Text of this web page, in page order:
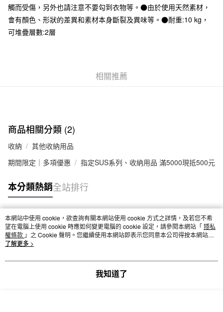
每筆NT$65，滿NT$1,000(含以上)免運費
付款後全家取貨
每筆NT$65，滿NT$1,000(含以上)免運費
每筆NT$65，滿NT$1,000(含以上)免運費
每筆NT$150，滿NT$2,000(含以上)免運費
無印良品門市自取
免運費
觸而受傷，另外也請注意不要勾到衣物等。●由於使用天然素材，
會有顏色、形狀的差異和素材本身斷裂及異味等。●耐重:10 kg，
可堆疊層數:2層
相關推薦
商品相關分類 (2)
收納
其他收納用品
期間限定｜多項優惠
指定SUS系列、收納用品 滿5000現抵500元
本分類熱銷全站排行
熱門標籤
本網站中使用 cookie，欲查詢有關本網站使用 cookie 方式之詳情，及若您不希
望在電腦上使用 cookie 時應如何變更電腦的 cookie 設定，請參閱本網站「 隱私
權條款 」之 Cookie 聲明。您繼續使用本網站即表示您同意本公司得按本網站使
用條款之 Cookie 聲明使用 cookie。
了解更多 >
我知道了